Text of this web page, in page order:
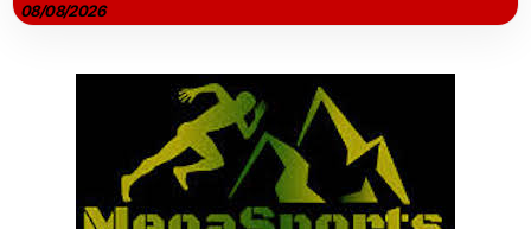
08/08/2026